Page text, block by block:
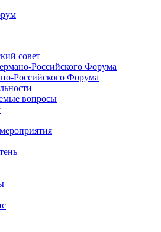
совет
Российского Форума
Российского Форума
вопросы